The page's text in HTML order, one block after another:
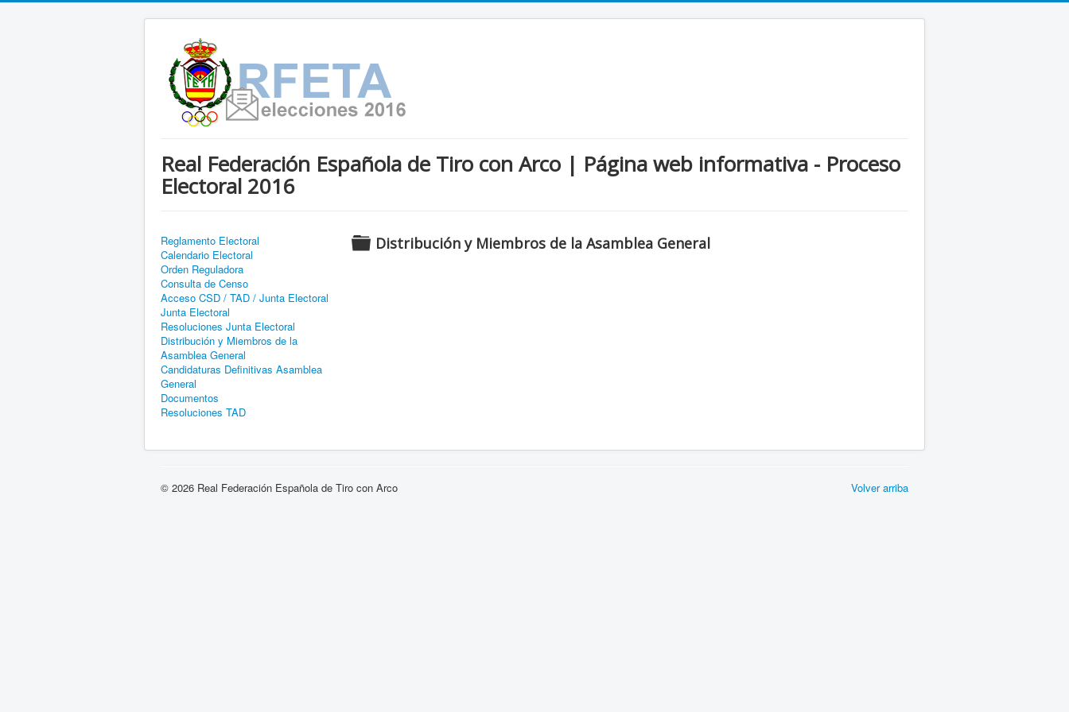
Real Federación Española de Tiro con Arco | Página web informativa - Proceso
Electoral 2016
Reglamento Electoral
Calendario Electoral
Orden Reguladora
Consulta de Censo
Acceso CSD / TAD / Junta Electoral
Junta Electoral
Resoluciones Junta Electoral
Distribución y Miembros de la
Asamblea General
Candidaturas Definitivas Asamblea
General
Documentos
Resoluciones TAD
CDistribución y Miembros de la Asamblea General
Volver arriba
© 2026 Real Federación Española de Tiro con Arco